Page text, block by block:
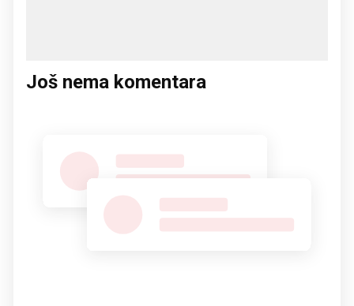
Još nema komentara